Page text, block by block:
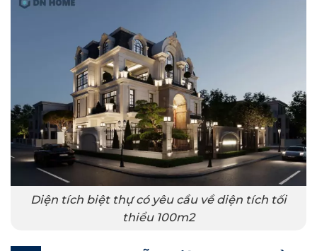
Diện tích biệt thự có yêu cầu về diện tích tối
thiểu 100m2